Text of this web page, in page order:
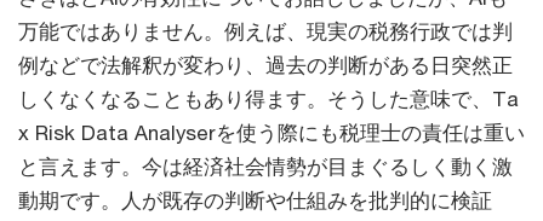
万能ではありません。例えば、現実の税務行政では判
例などで法解釈が変わり、過去の判断がある日突然正
しくなくなることもあり得ます。そうした意味で、Ta
x Risk Data Analyserを使う際にも税理士の責任は重い
と言えます。今は経済社会情勢が目まぐるしく動く激
動期です。人が既存の判断や仕組みを批判的に検証